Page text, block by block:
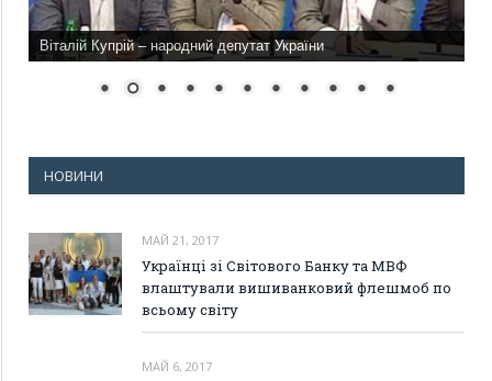
Віталій Купрій – народний депутат України
НОВИНИ
МАЙ 21, 2017
Українці зі Світового Банку та МВФ
влаштували вишиванковий флешмоб по
всьому світу
МАЙ 6, 2017